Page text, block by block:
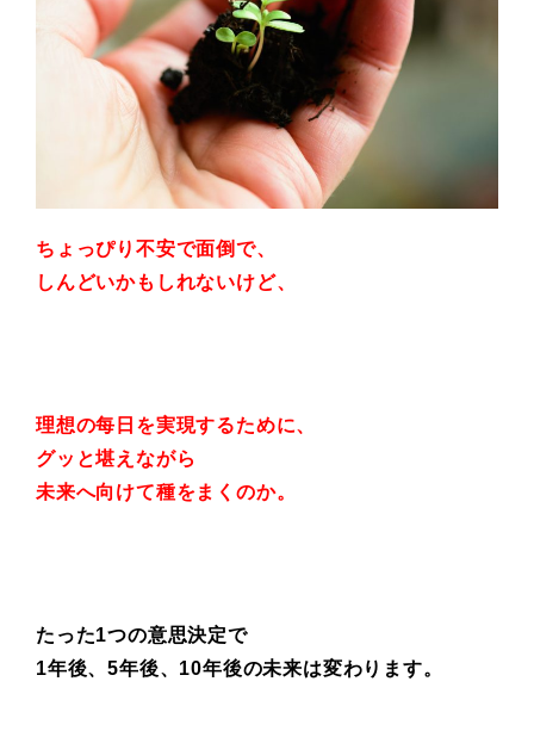
ちょっぴり不安で面倒で、
しんどいかもしれないけど、
理想の每日を実現するために、
グッと堪えながら
未来へ向けて種をまくのか。
たった1つの意思決定で
1年後、5年後、10年後の未来は変わります。